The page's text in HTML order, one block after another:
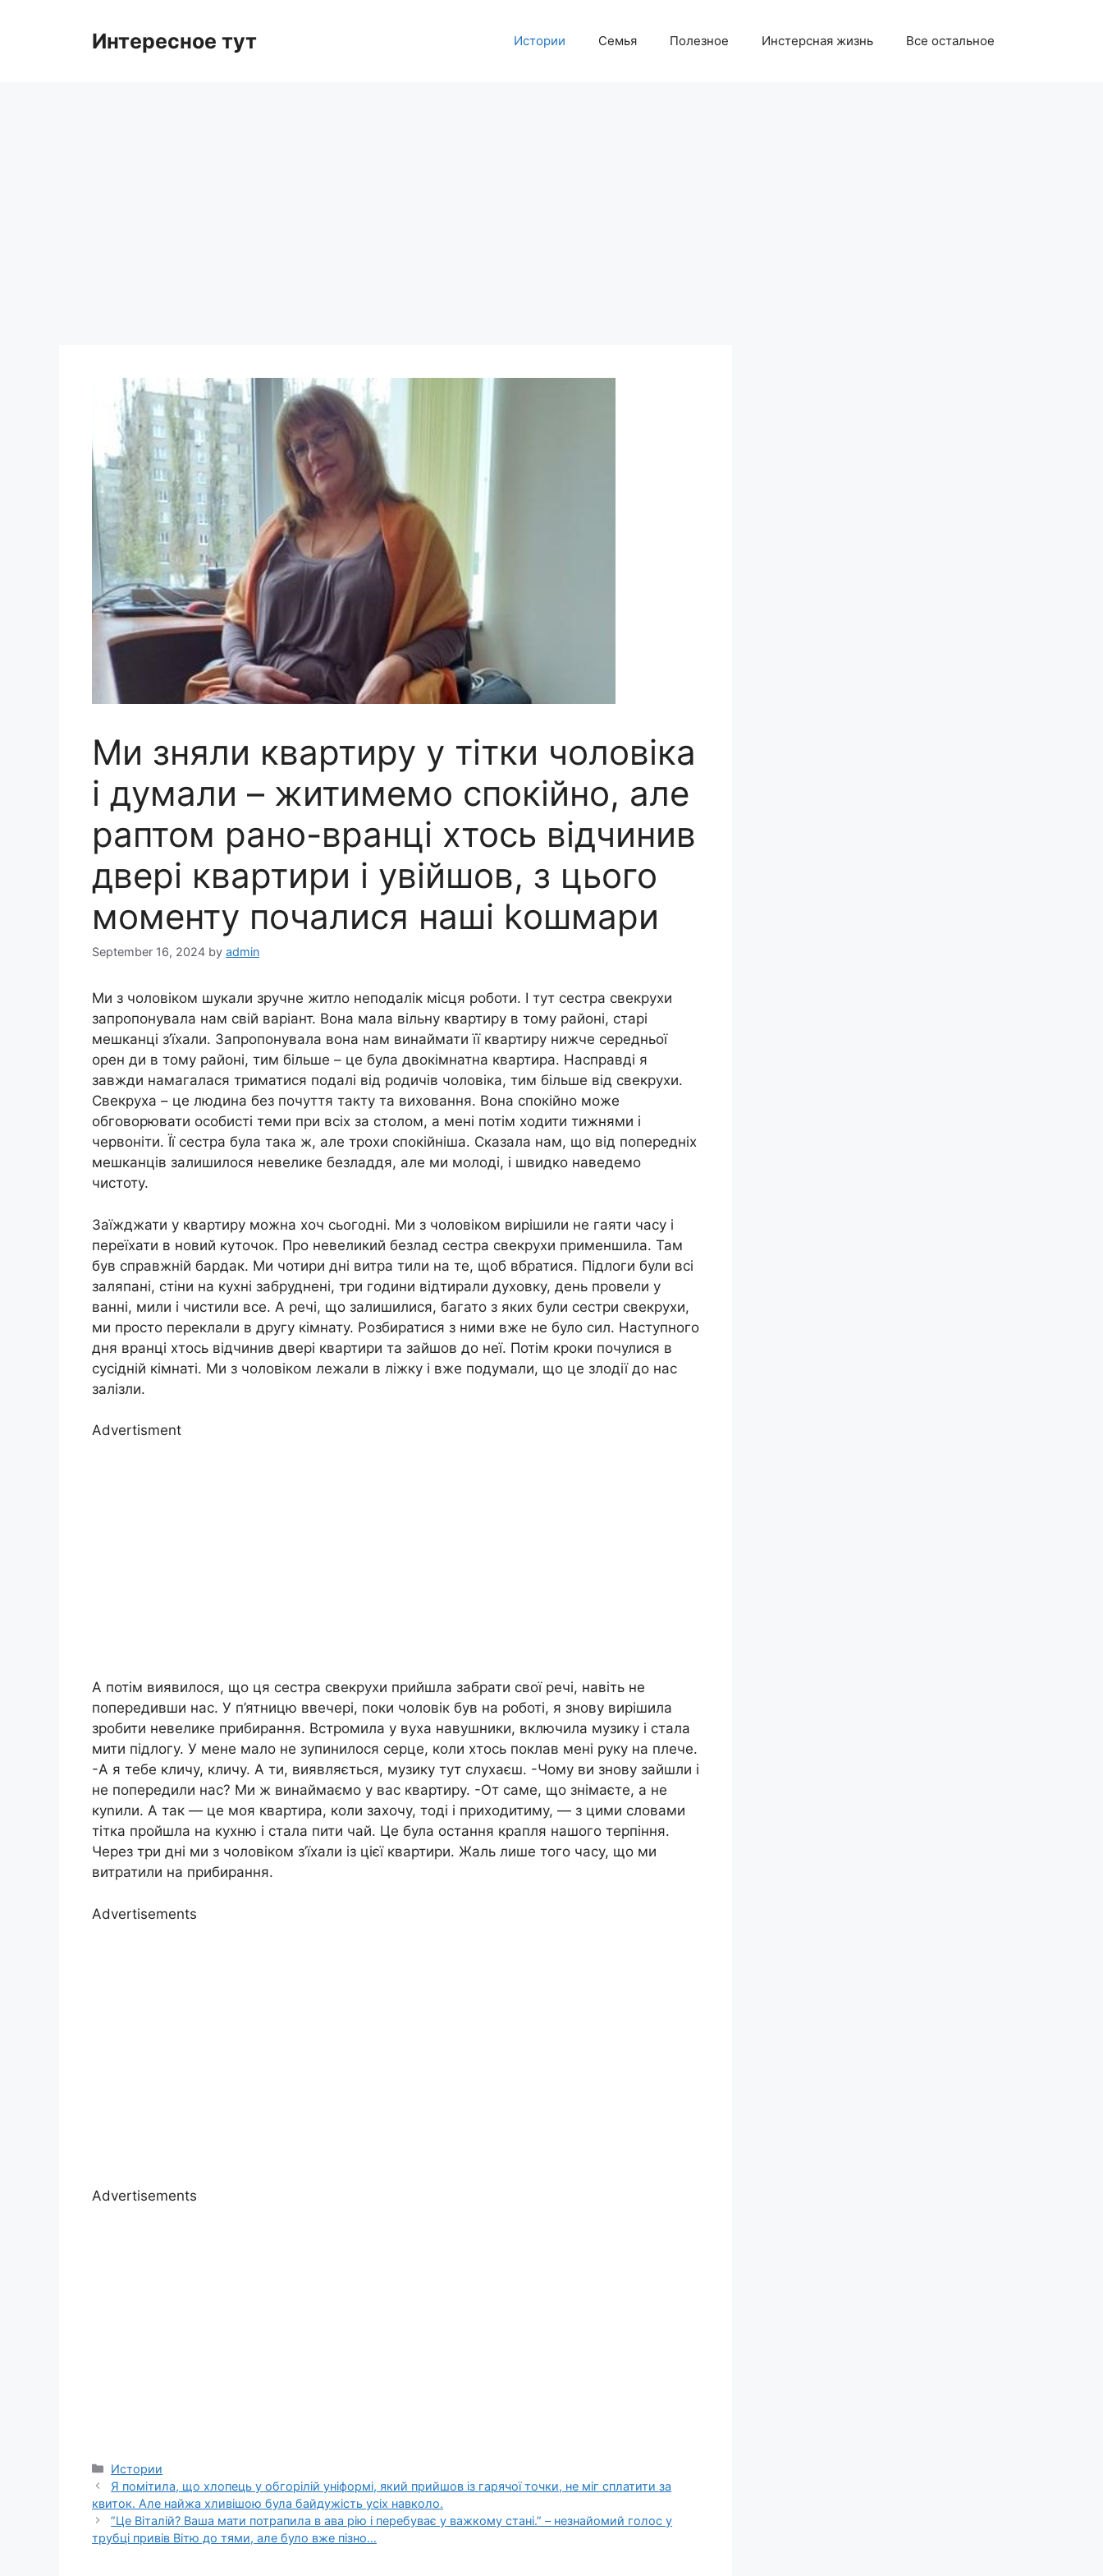
Интересное тут Истории Семья Полезное Инстерсная жизнь Все остальное
Ми зняли квартиру у тітки чоловіка
і думали – житимемо спокійно, але
раптом рано-вранці хтось відчинив
двері квартири і увійшов, з цього
моменту почалися наші kошмари
September 16, 2024 by admin
Ми з чоловіком шукали зручне житло неподалік місця роботи. І тут сестра свекрухи
запропонувала нам свій варіант. Вона мала вільну квартиру в тому районі, старі
мешканці з’їхали. Запропонувала вона нам винаймати її квартиру нижче середньої
орен ди в тому районі, тим більше – це була двокімнатна квартира. Насправді я
завжди намагалася триматися подалі від родичів чоловіка, тим більше від свекрухи.
Свекруха – це людина без почуття такту та виховання. Вона спокійно може
обговорювати особисті теми при всіх за столом, а мені потім ходити тижнями і
червоніти. Її сестра була така ж, але трохи спокійніша. Сказала нам, що від попередніх
мешканців залишилося невелике безладдя, але ми молоді, і швидко наведемо
чистоту.
Заїжджати у квартиру можна хоч сьогодні. Ми з чоловіком вирішили не гаяти часу і
переїхати в новий куточок. Про невеликий безлад сестра свекрухи применшила. Там
був справжній бардак. Ми чотири дні витра тили на те, щоб вбратися. Підлоги були всі
заляпані, стіни на кухні забруднені, три години відтирали духовку, день провели у
ванні, мили і чистили все. А речі, що залишилися, багато з яких були сестри свекрухи,
ми просто переклали в другу кімнату. Розбиратися з ними вже не було сил. Наступного
дня вранці хтось відчинив двері квартири та зайшов до неї. Потім кроки почулися в
сусідній кімнаті. Ми з чоловіком лежали в ліжку і вже подумали, що це злодії до нас
залізли.
Advertisment
А потім виявилося, що ця сестра свекрухи прийшла забрати свої речі, навіть не
попередивши нас. У п’ятницю ввечері, поки чоловік був на роботі, я знову вирішила
зробити невелике прибирання. Встромила у вуха навушники, включила музику і стала
мити підлогу. У мене мало не зупинилося серце, коли хтось поклав мені руку на плече.
-А я тебе кличу, кличу. А ти, виявляється, музику тут слухаєш. -Чому ви знову зайшли і
не попередили нас? Ми ж винаймаємо у вас квартиру. -От саме, що знімаєте, а не
куnили. А так — це моя квартира, коли захочу, тоді і приходитиму, — з цими словами
тітка пройшла на кухню і стала пити чай. Це була остання крапля нашого терпіння.
Через три дні ми з чоловіком з’їхали із цієї квартири. Жаль лише того часу, що ми
витратили на прибирання.
Advertisements
Advertisements
Categories
Истории
Я помітила, що хлопець у обгорілій уніформі, який прийшов із гарячої точки, не міг сплатити за
квиток. Але найжа хливішою була байдужість усіх навколо.
”Це Віталій? Ваша мати потрапила в ава рію і перебуває у важкому стані.” – незнайомий голос у
трубці привів Вітю до тями, але було вже пізно…